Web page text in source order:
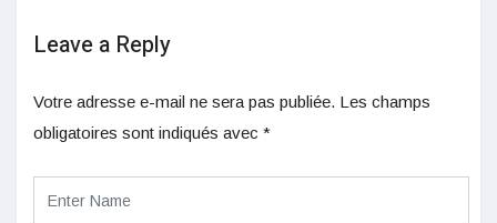
Leave a Reply
Votre adresse e-mail ne sera pas publiée. Les champs
obligatoires sont indiqués avec *